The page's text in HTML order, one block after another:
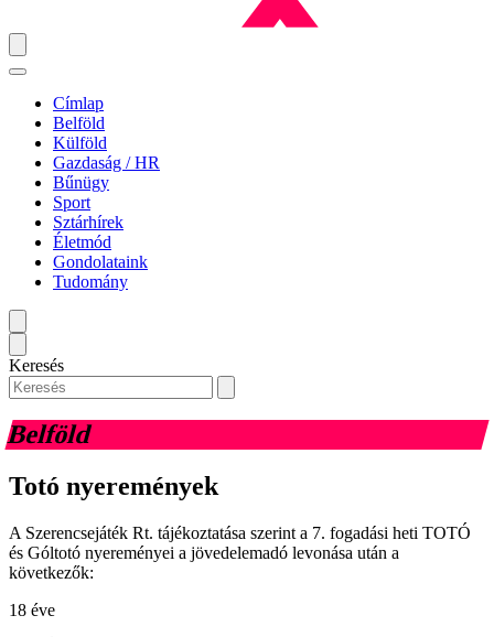
Címlap
Belföld
Külföld
Gazdaság / HR
Bűnügy
Sport
Sztárhírek
Életmód
Gondolataink
Tudomány
Keresés
Belföld
Totó nyeremények
A Szerencsejáték Rt. tájékoztatása szerint a 7. fogadási heti TOTÓ
és Góltotó nyereményei a jövedelemadó levonása után a
következők:
18 éve